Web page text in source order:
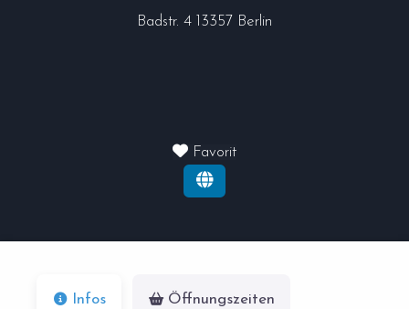
Badstr. 4 13357 Berlin
Favorit
Infos Öffnungszeiten